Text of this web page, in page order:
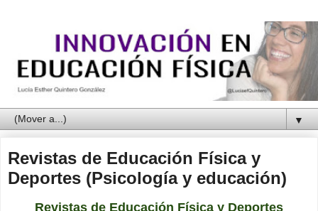
▼
Revistas de Educación Física y
Deportes (Psicología y educación)
Revistas de Educación Física y Deportes